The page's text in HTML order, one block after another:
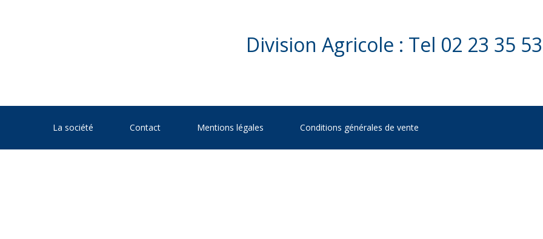
Division Agricole : Tel 02 23 35
La société Contact Mentions légales Conditions générales de vente